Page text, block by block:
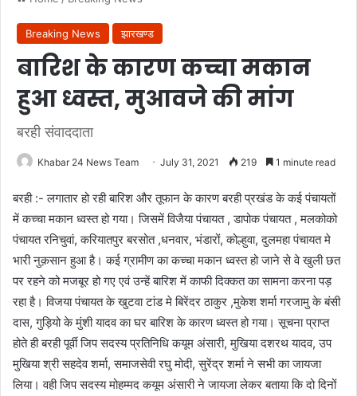
Breaking News झारखण्ड
बारिश के कारण कच्चा मकान
हुआ ध्वस्त, मुआवजे की मांग
बरही संवाददाता
Khabar 24 News Team July 31, 2021 219 1 minute read
बरही :- लगातार हो रही बारिश और तूफान के कारण बरही प्रखंड के कई पंचायतों
में कच्चा मकान ध्वस्त हो गया। जिसमें विजैया पंचायत , डापोक पंचायत , मलकोको
पंचायत रनिचुवां, करियातपुर बरसोत ,धनवार, भंडारों, कोल्हुवा, दुलमहा पंचायत मे
भारी नुक़सान हुआ है। कई ग्रामीण का कच्चा मकान ध्वस्त हो जाने से वे खुली छत
पर रहने को मजबूर हो गए एवं उन्हें बारिश में काफी दिक्कत का सामना करना पड़
रहा है। विजया पंचायत के खुटवा टांड मे बिरेंदर ठाकुर ,मुकेश शर्मा गरजामु के बंसी
दास, गुड़ियो के मुंशी यादव का घर बारिश के कारण ध्वस्त हो गया। सूचना प्राप्त
होते ही बरही पूर्वी जिप सदस्य प्रतिनिधि कयूम अंसारी, मुखिया दशरथ यादव, उप
मुखिया श्री सहदेव शर्मा, समाजसेवी रघु मोदी, सुरेंद्र शर्मा ने सभी का जायजा
लिया। वही जिप सदस्य मोहम्मद कयूम अंसारी ने जायजा लेकर बताया कि दो दिनों